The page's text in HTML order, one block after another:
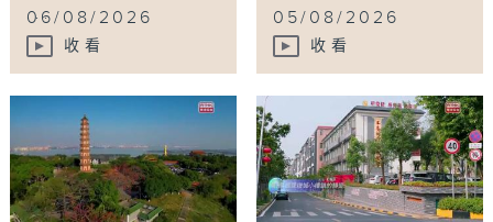
...
06/08/2026
收看
05/08/2026
收看